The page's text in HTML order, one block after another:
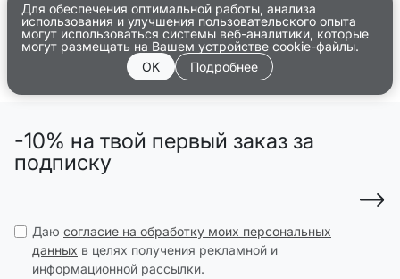
Для обеспечения оптимальной работы, анализа
использования и улучшения пользовательского опыта
могут использоваться системы веб-аналитики, которые
могут размещать на Вашем устройстве cookie-файлы.
OK
Подробнее
-10% на твой первый заказ за
подписку
Даю согласие на обработку моих персональных
данных в целях получения рекламной и
информационной рассылки.